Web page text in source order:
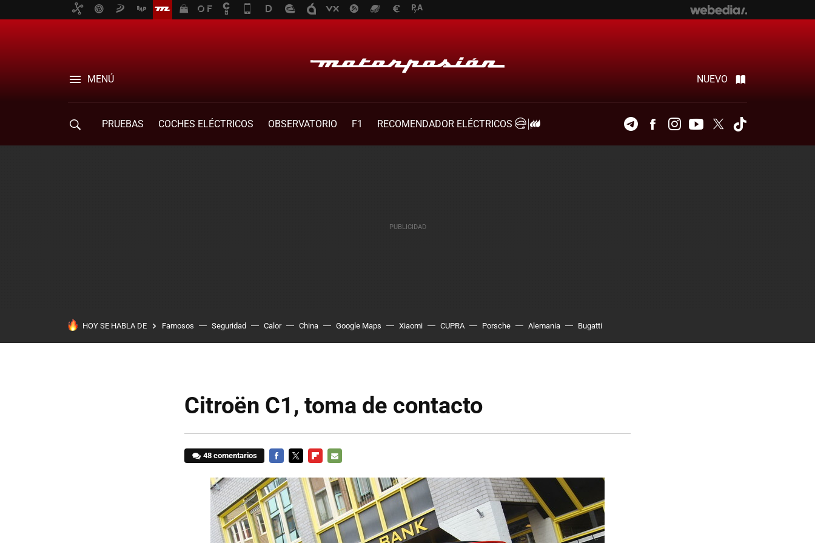
MENÚ NUEVO
PRUEBAS COCHES ELÉCTRICOS OBSERVATORIO F1
RECOMENDADOR ELÉCTRICOS
TelegramFacebookInstagramYoutubeTwitter
HOY SE HABLA DE Famosos Seguridad Calor China Google Maps Xiaomi CUPRA Porsche Alemania Bugatti
Citroën C1, toma de contacto
48 comentarios
MAIL